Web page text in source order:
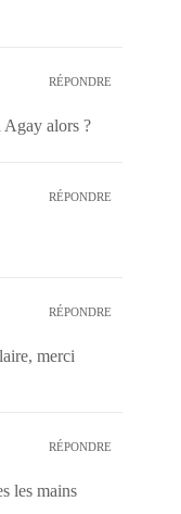
RÉPONDRE
Agay alors ?
RÉPONDRE
RÉPONDRE
merci
RÉPONDRE
les mains